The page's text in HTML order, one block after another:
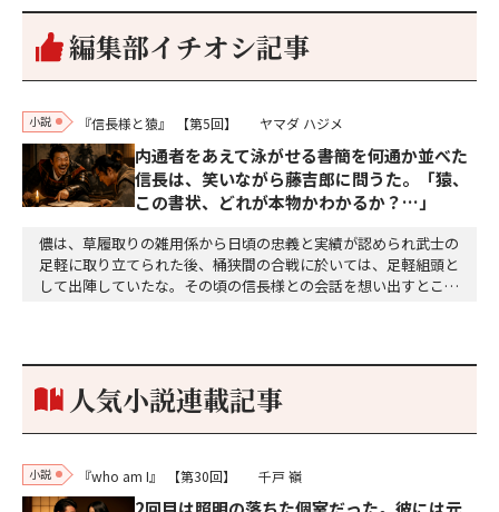
編集部イチオシ記事
小説 『信長様と猿』 【第5回】 ヤマダ ハジメ
内通者をあえて泳がせる――書簡を何通か並べた
信長は、笑いながら藤吉郎に問うた。「猿、
この書状、どれが本物かわかるか？…」
儂は、草履取りの雑用係から日頃の忠義と実績が認められ武士の
足軽に取り立てられた後、桶狭間の合戦に於いては、足軽組頭と
して出陣していたな。その頃の信長様との会話を想い出すとこん
り。どうして勝てたのか、未だにわかりません。…
人気小説連載記事
小説 『who am I』 【第30回】 千戸 嶺